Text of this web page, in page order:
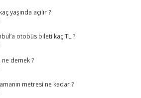
yaşında açılır ?
otobüs bileti kaç TL ?
demek ?
metresi ne kadar ?